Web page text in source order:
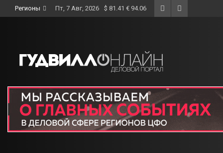
to
Регионы Пт, 7 Авг, 2026 $ 81.41 € 94.06